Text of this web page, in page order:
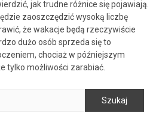
jak trudne różnice się pojawiają.
zaoszczędzić wysoką liczbę
że wakacje będą rzeczywiście
dużo osób sprzeda się to
chociaż w późniejszym
tylko możliwości zarabiać.